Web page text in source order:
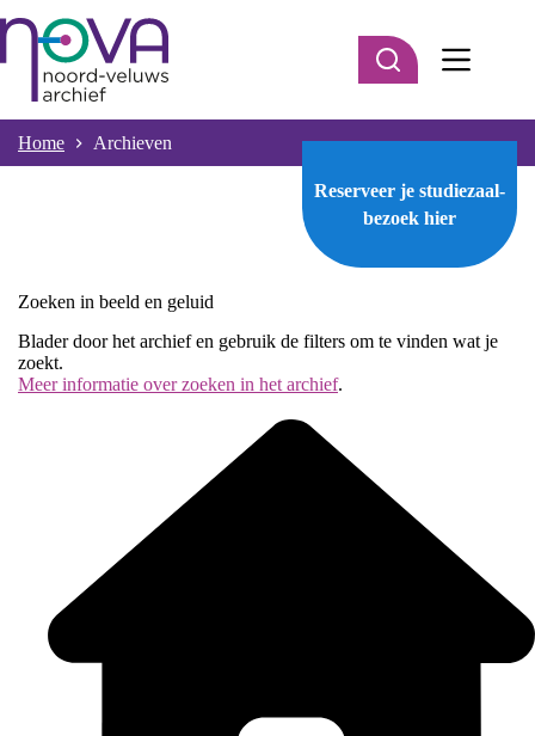
naar
inhoud
Home Archieven
Reserveer je studiezaal-
bezoek hier
Zoeken in beeld en geluid
Blader door het archief en gebruik de filters om te vinden wat je
zoekt.
Meer informatie over zoeken in het archief.